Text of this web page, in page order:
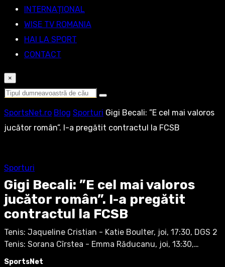
INTERNAȚIONAL
WISE TV ROMANIA
HAI LA SPORT
CONTACT
×
SportsNet.ro Blog Sporturi Gigi Becali: ”E cel mai valoros
jucător român”. I-a pregătit contractul la FCSB
Sporturi
Gigi Becali: ”E cel mai valoros
jucător român”. I-a pregătit
contractul la FCSB
Tenis: Jaqueline Cristian - Katie Boulter, joi, 17:30, DGS 2
Tenis: Sorana Cîrstea - Emma Răducanu, joi, 13:30,…
SportsNet